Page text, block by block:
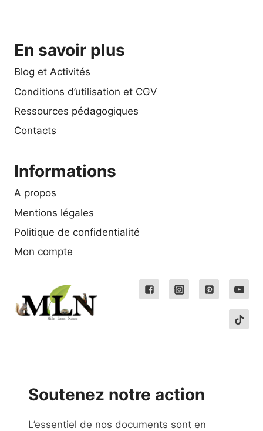
En savoir plus
Blog et Activités
Conditions d’utilisation et CGV
Ressources pédagogiques
Contacts
Informations
A propos
Mentions légales
Politique de confidentialité
Mon compte
Soutenez notre action
L’essentiel de nos documents sont en